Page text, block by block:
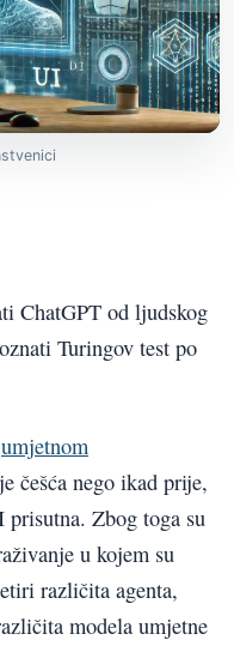
ChatGPT od ljudskog
Turingov test po
umjetnom
češća nego ikad prije,
prisutna. Zbog toga su
u kojem su
različita agenta,
modela umjetne